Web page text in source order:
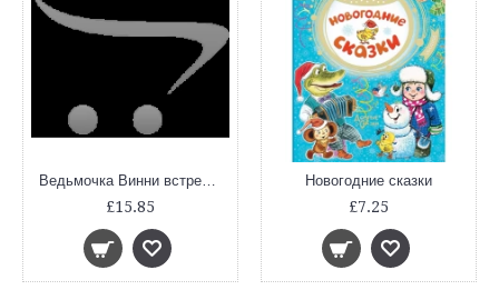
£15.85
Новогодние сказки
£7.25